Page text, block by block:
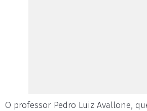
O professor Pedro Luiz Avallone,